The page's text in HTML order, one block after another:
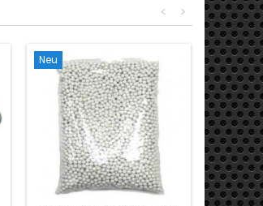
>
<
Neu